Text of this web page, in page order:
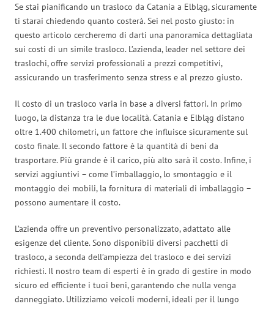
Se stai pianificando un trasloco da Catania a Elbląg, sicuramente
ti starai chiedendo quanto costerà. Sei nel posto giusto: in
questo articolo cercheremo di darti una panoramica dettagliata
sui costi di un simile trasloco. L’azienda, leader nel settore dei
traslochi, offre servizi professionali a prezzi competitivi,
assicurando un trasferimento senza stress e al prezzo giusto.
Il costo di un trasloco varia in base a diversi fattori. In primo
luogo, la distanza tra le due località. Catania e Elbląg distano
oltre 1.400 chilometri, un fattore che influisce sicuramente sul
costo finale. Il secondo fattore è la quantità di beni da
trasportare. Più grande è il carico, più alto sarà il costo. Infine, i
servizi aggiuntivi – come l’imballaggio, lo smontaggio e il
montaggio dei mobili, la fornitura di materiali di imballaggio –
possono aumentare il costo.
L’azienda offre un preventivo personalizzato, adattato alle
esigenze del cliente. Sono disponibili diversi pacchetti di
trasloco, a seconda dell’ampiezza del trasloco e dei servizi
richiesti. Il nostro team di esperti è in grado di gestire in modo
sicuro ed efficiente i tuoi beni, garantendo che nulla venga
danneggiato. Utilizziamo veicoli moderni, ideali per il lungo